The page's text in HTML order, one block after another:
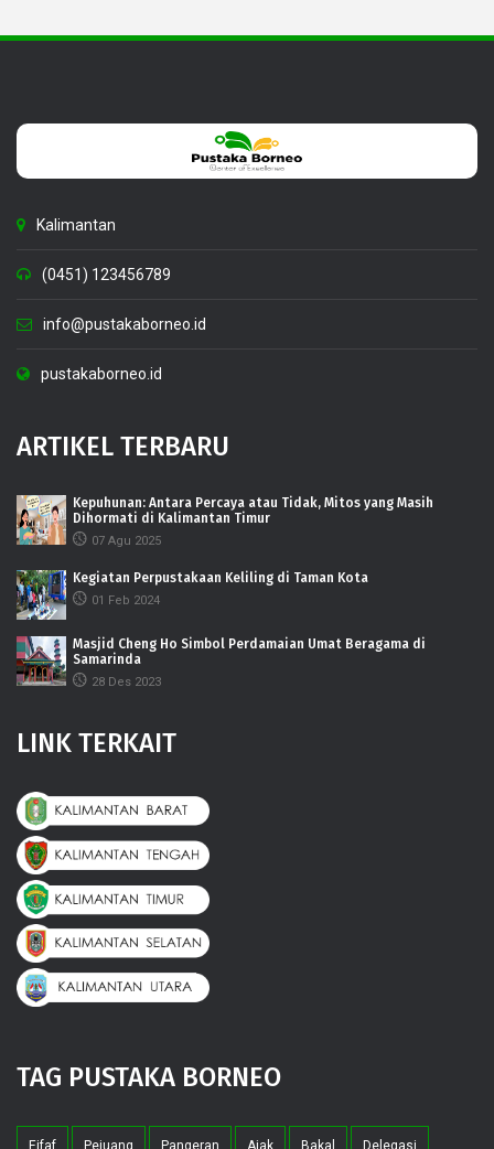
Kalimantan
(0451) 123456789
info@pustakaborneo.id
pustakaborneo.id
ARTIKEL TERBARU
Kepuhunan: Antara Percaya atau Tidak, Mitos yang Masih
Dihormati di Kalimantan Timur
07 Agu 2025
Kegiatan Perpustakaan Keliling di Taman Kota
01 Feb 2024
Masjid Cheng Ho Simbol Perdamaian Umat Beragama di
Samarinda
28 Des 2023
LINK TERKAIT
TAG PUSTAKA BORNEO
Eifaf Pejuang Pangeran Ajak Bakal Delegasi